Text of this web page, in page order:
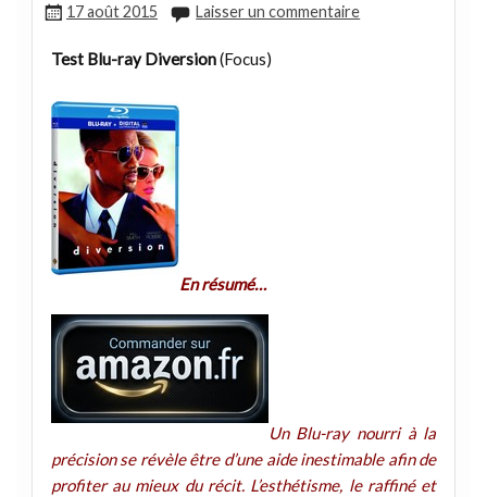
17 août 2015 Laisser un commentaire
Test Blu-ray Diversion(Focus)
En résumé…
Un Blu-ray nourri à la
précision se révèle être d’une aide inestimable afin de
profiter au mieux du récit. L’esthétisme, le raffiné et